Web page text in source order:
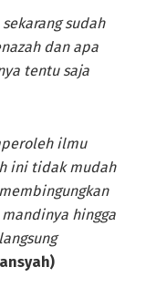
sudah
dan apa
tentu saja
ilmu
ini tidak mudah
hingga